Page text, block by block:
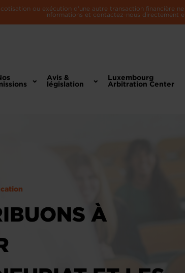
ou exécution d'une autre transaction financière
informations et contactez-nous directement
Avis &
législation
Luxembourg
Arbitration Center
À